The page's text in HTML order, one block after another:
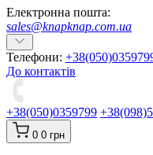
Електронна пошта:
sales@knapknap.com.ua
Телефони:
До контактів
+38(050)0359799
0 0 грн